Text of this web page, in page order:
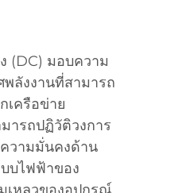
(DC) มอบความ
พลังงานที่สามารถ
เครือข่าย
ารถปฏิวัติวงการ
วามมั่นคงด้าน
บไฟฟ้าของ